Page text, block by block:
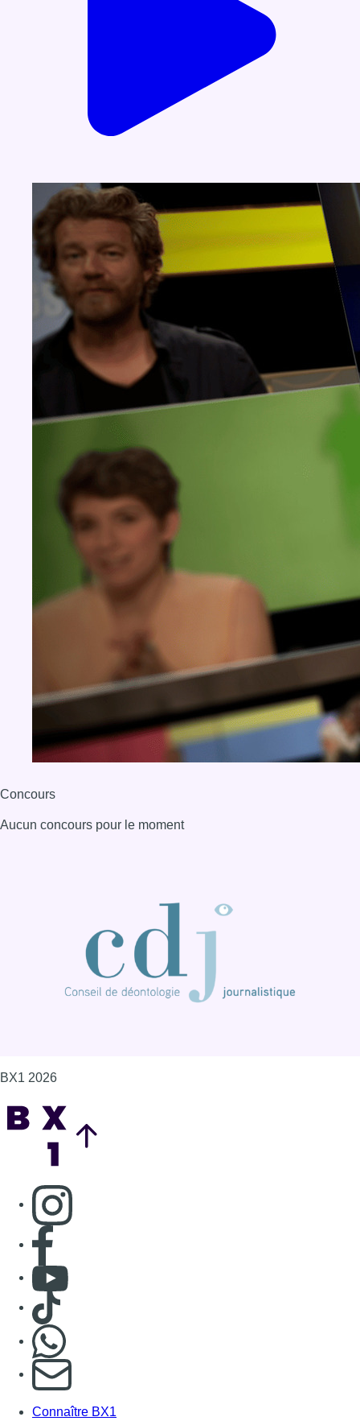
Concours
Aucun concours pour le moment
BX1 2026
Consulter page Instagram
Consulter page Facebook
Consulter Youtube
Consulter TikTok
S'abonner à notre newsletter
Connaître BX1